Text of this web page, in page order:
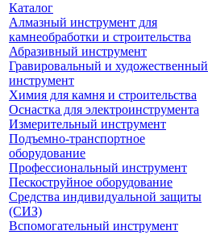
Каталог
Алмазный инструмент для
камнеобработки и строительства
Абразивный инструмент
Гравировальный и художественный
инструмент
Химия для камня и строительства
Оснастка для электроинструмента
Измерительный инструмент
Подъемно-транспортное
оборудование
Профессиональный инструмент
Пескоструйное оборудование
Средства индивидуальной защиты
(СИЗ)
Вспомогательный инструмент